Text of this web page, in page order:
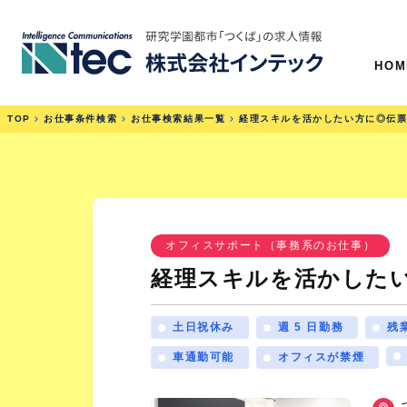
TOP お仕事条件検索 お仕事検索結果一覧 経理スキルを活かしたい方に◎伝
オフィスサポート（事務系のお仕事）
経理スキルを活かした
土日祝休み 週 5 日勤務 残
車通勤可能 オフィスが禁煙